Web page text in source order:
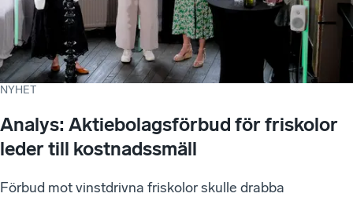
NYHET
Analys: Aktiebolagsförbud för friskolor
leder till kostnadssmäll
Förbud mot vinstdrivna friskolor skulle drabba